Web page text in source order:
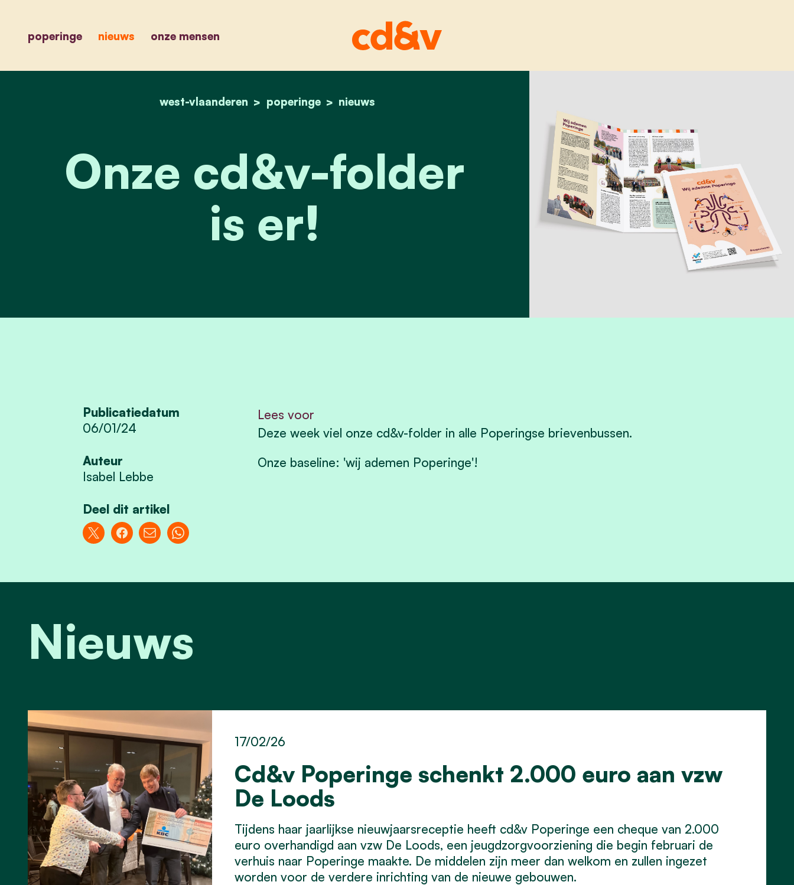
poperinge nieuws onze mensen
home
west-vlaanderen poperinge nieuws
onze cd&v-folder is er!
Onze cd&v-folder
is er!
Publicatiedatum
06/01/24
Auteur
Isabel Lebbe
Deel dit artikel
Lees voor
Deze week viel onze cd&v-folder in alle Poperingse brievenbussen.
Onze baseline: 'wij ademen Poperinge'!
Nieuws
Cd&v Poperinge schenkt 2.000 euro aan vzw
De Loods
17/02/26
Tijdens haar jaarlijkse nieuwjaarsreceptie heeft cd&v Poperinge een cheque van 2.000
euro overhandigd aan vzw De Loods, een jeugdzorgvoorziening die begin februari de
verhuis naar Poperinge maakte. De middelen zijn meer dan welkom en zullen ingezet
worden voor de verdere inrichting van de nieuwe gebouwen.